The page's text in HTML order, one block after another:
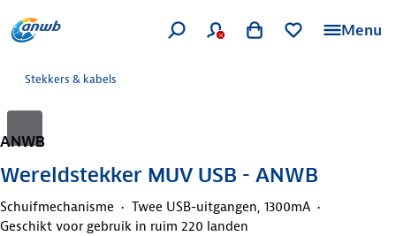
Menu
Stekkers & kabels
ANWB
Wereldstekker MUV USB - ANWB
Schuifmechanisme
Twee USB-uitgangen, 1300mA
Geschikt voor gebruik in ruim 220 landen